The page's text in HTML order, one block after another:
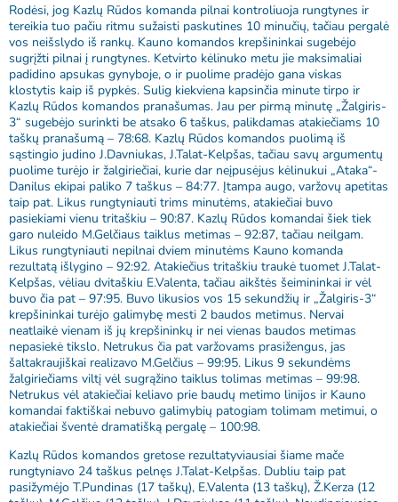
Rodėsi, jog Kazlų Rūdos komanda pilnai kontroliuoja rungtynes ir
tereikia tuo pačiu ritmu sužaisti paskutines 10 minučių, tačiau pergalė
vos neišslydo iš rankų. Kauno komandos krepšininkai sugebėjo
sugrįžti pilnai į rungtynes. Ketvirto kėlinuko metu jie maksimaliai
padidino apsukas gynyboje, o ir puolime pradėjo gana viskas
klostytis kaip iš pypkės. Sulig kiekviena kapsinčia minute tirpo ir
Kazlų Rūdos komandos pranašumas. Jau per pirmą minutę „Žalgiris-
3“ sugebėjo surinkti be atsako 6 taškus, palikdamas atakiečiams 10
taškų pranašumą – 78:68. Kazlų Rūdos komandos puolimą iš
sąstingio judino J.Davniukas, J.Talat-Kelpšas, tačiau savų argumentų
puolime turėjo ir žalgiriečiai, kurie dar neįpusėjus kėlinukui „Ataka“-
Danilus ekipai paliko 7 taškus – 84:77. Įtampa augo, varžovų apetitas
taip pat. Likus rungtyniauti trims minutėms, atakiečiai buvo
pasiekiami vienu tritaškiu – 90:87. Kazlų Rūdos komandai šiek tiek
garo nuleido M.Gelčiaus taiklus metimas – 92:87, tačiau neilgam.
Likus rungtyniauti nepilnai dviem minutėms Kauno komanda
rezultatą išlygino – 92:92. Atakiečius tritaškiu traukė tuomet J.Talat-
Kelpšas, vėliau dvitaškiu E.Valenta, tačiau aikštės šeimininkai ir vėl
buvo čia pat – 97:95. Buvo likusios vos 15 sekundžių ir „Žalgiris-3“
krepšininkai turėjo galimybę mesti 2 baudos metimus. Nervai
neatlaikė vienam iš jų krepšininkų ir nei vienas baudos metimas
nepasiekė tikslo. Netrukus čia pat varžovams prasižengus, jas
šaltakraujiškai realizavo M.Gelčius – 99:95. Likus 9 sekundėms
žalgiriečiams viltį vėl sugrąžino taiklus tolimas metimas – 99:98.
Netrukus vėl atakiečiai keliavo prie baudų metimo linijos ir Kauno
komandai faktiškai nebuvo galimybių patogiam tolimam metimui, o
atakiečiai šventė dramatišką pergalę – 100:98.
Kazlų Rūdos komandos gretose rezultatyviausiai šiame mače
rungtyniavo 24 taškus pelnęs J.Talat-Kelpšas. Dubliu taip pat
pasižymėjo T.Pundinas (17 taškų), E.Valenta (13 taškų), Ž.Kerza (12